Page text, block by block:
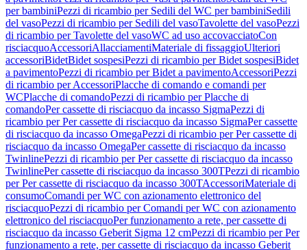
per bambiniPezzi di ricambio per Sedili del WC per bambiniSedili
del vasoPezzi di ricambio per Sedili del vasoTavolette del vasoPezzi
di ricambio per Tavolette del vasoWC ad uso accovacciatoCon
risciacquoAccessoriAllacciamentiMateriale di fissaggioUlteriori
accessoriBidetBidet sospesiPezzi di ricambio per Bidet sospesiBidet
a pavimentoPezzi di ricambio per Bidet a pavimentoAccessoriPezzi
di ricambio per AccessoriPlacche di comando e comandi per
WCPlacche di comandoPezzi di ricambio per Placche di
comandoPer cassette di risciacquo da incasso SigmaPezzi di
ricambio per Per cassette di risciacquo da incasso SigmaPer cassette
di risciacquo da incasso OmegaPezzi di ricambio per Per cassette di
risciacquo da incasso OmegaPer cassette di risciacquo da incasso
TwinlinePezzi di ricambio per Per cassette di risciacquo da incasso
TwinlinePer cassette di risciacquo da incasso 300TPezzi di ricambio
per Per cassette di risciacquo da incasso 300TAccessoriMateriale di
consumoComandi per WC con azionamento elettronico del
risciacquoPezzi di ricambio per Comandi per WC con azionamento
elettronico del risciacquoPer funzionamento a rete, per cassette di
risciacquo da incasso Geberit Sigma 12 cmPezzi di ricambio per Per
funzionamento a rete, per cassette di risciacquo da incasso Geberit